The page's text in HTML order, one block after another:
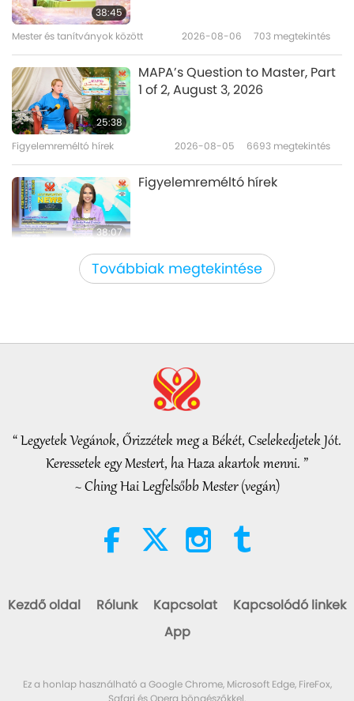
40:53
34:44
Figyelemreméltó hírek
Továbbiak megtekintése
38:45
Mester és tanítványok között 2026-08-06 703 megtekintés
25:38
MAPA’s Question to Master, Part
1 of 2, August 3, 2026
Figyelemreméltó hírek 2026-08-05 6693 megtekintés
38:07
Figyelemreméltó hírek
Figyelemreméltó hírek 2026-08-05 198
22:27
2026-08-05
21:56
Beyond Calcium: The Everyday
rész
dala
Mester és tanítványok között 2026-08-05
“ Legyetek Vegánok, Őrizzétek meg a Békét, Cselekedjetek Jót.
Keressetek egy Mestert, ha Haza akartok menni. ”
~ Ching Hai Legfelsőbb Mester (vegán)
Kezdő oldal Rólunk Kapcsolat
Kapcsolódó linkek
App
Ez a honlap használható a Google Chrome, Microsoft Edge, FireFox,
Safari és Opera böngészőkkel.